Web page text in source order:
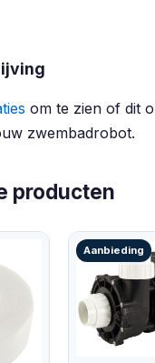
om te zien of dit
zwembadrobot.
producten
Aanbieding